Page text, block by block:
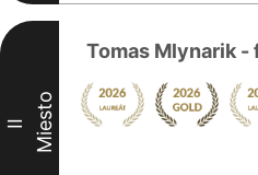
II Miesto
Tomas Mlynarik -